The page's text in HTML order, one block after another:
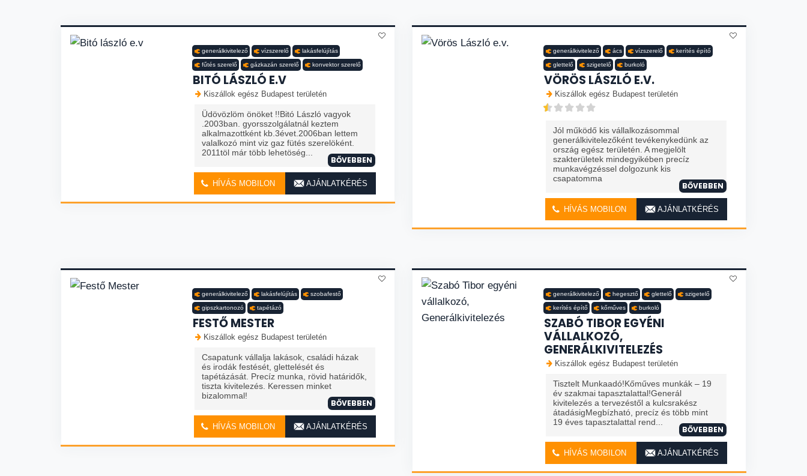
generálkivitelező vízszerelő lakásfelújítás
fűtés szerelő gázkazán szerelő konvektor szerelő
BITÓ LÁSZLÓ E.V
Kiszállok egész Budapest területén
Üdövözlöm önöket !!Bitó László vagyok
.2003ban. gyorsszolgálatnál keztem
alkalmazottként kb.3évet.2006ban lettem
valalkozó mint viz gaz fütés szerelöként.
2011töl már több lehetöség...
BŐVEBBEN
HÍVÁS MOBILON AJÁNLATKÉRÉS
generálkivitelező ács vízszerelő kerítés építő
glettelő szigetelő burkoló
VÖRÖS LÁSZLÓ E.V.
Kiszállok egész Budapest területén
Jól működő kis vállalkozásommal
generálkivitelezőként tevékenykedünk az
ország egész területén. A megjelölt
szakterületek mindegyikében precíz
munkavégzéssel dolgozunk kis
csapatomma
BŐVEBBEN
HÍVÁS MOBILON AJÁNLATKÉRÉS
generálkivitelező lakásfelújítás szobafestő
gipszkartonozó tapétázó
FESTŐ MESTER
Kiszállok egész Budapest területén
Csapatunk vállalja lakások, családi házak
és irodák festését, glettelését és
tapétázását. Precíz munka, rövid határidők,
tiszta kivitelezés. Keressen minket
bizalommal!
BŐVEBBEN
HÍVÁS MOBILON AJÁNLATKÉRÉS
generálkivitelező hegesztő glettelő szigetelő
kerítés építő kőműves burkoló
SZABÓ TIBOR EGYÉNI
VÁLLALKOZÓ,
GENERÁLKIVITELEZÉS
Kiszállok egész Budapest területén
Tisztelt Munkaadó!Kőműves munkák – 19
év szakmai tapasztalattal!Generál
kivitelezés a tervezéstől a kulcsrakész
átadásigMegbízható, precíz és több mint
19 éves tapasztalattal rend...
BŐVEBBEN
HÍVÁS MOBILON AJÁNLATKÉRÉS